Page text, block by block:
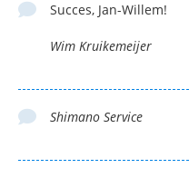
Succes, Jan-Willem!
Wim Kruikemeijer
Shimano Service